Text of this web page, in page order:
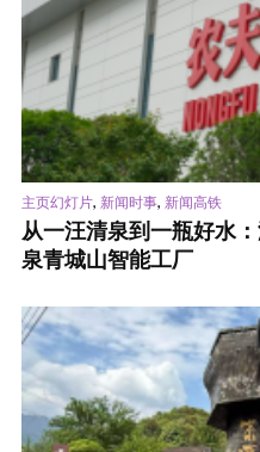
主页幻灯片, 新闻时事, 新闻高铁
从一汪清泉到一瓶好水
泉青城山智能工厂